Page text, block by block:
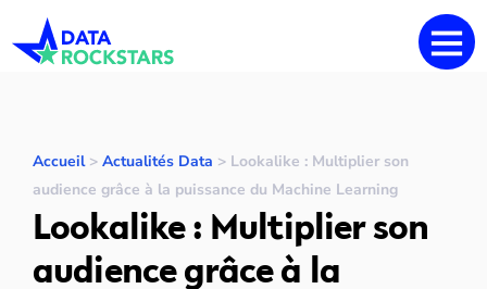
Accueil>Actualités Data > Lookalike : Multiplier son
audience grâce à la puissance du Machine Learning
Lookalike : Multiplier son
audience grâce à la